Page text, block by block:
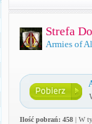
Strefa
Armies of
Ilość pobrań: 458| W